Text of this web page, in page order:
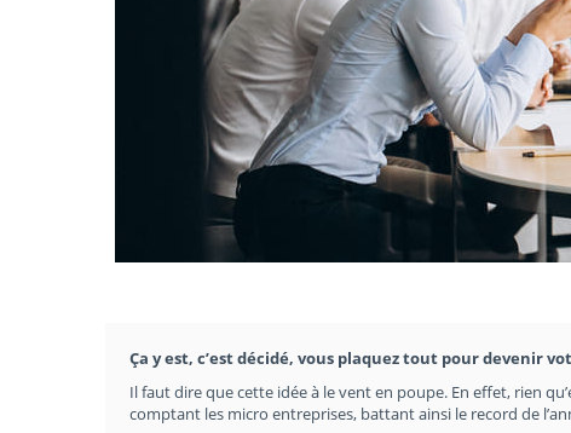
Ça y est, c’est décidé, vous plaquez tout pour devenir
Il faut dire que cette idée à le vent en poupe. En effet, rien
comptant les micro entreprises, battant ainsi le record de